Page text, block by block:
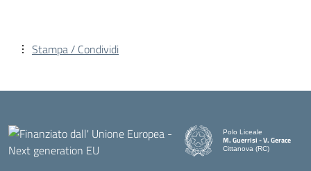
Stampa / Condividi
Polo Liceale
M. Guerrisi - V. Gerace
Cittanova (RC)